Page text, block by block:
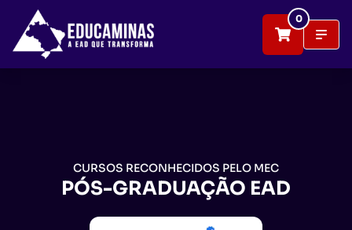
0
CURSOS RECONHECIDOS PELO MEC
PÓS-GRADUAÇÃO EAD